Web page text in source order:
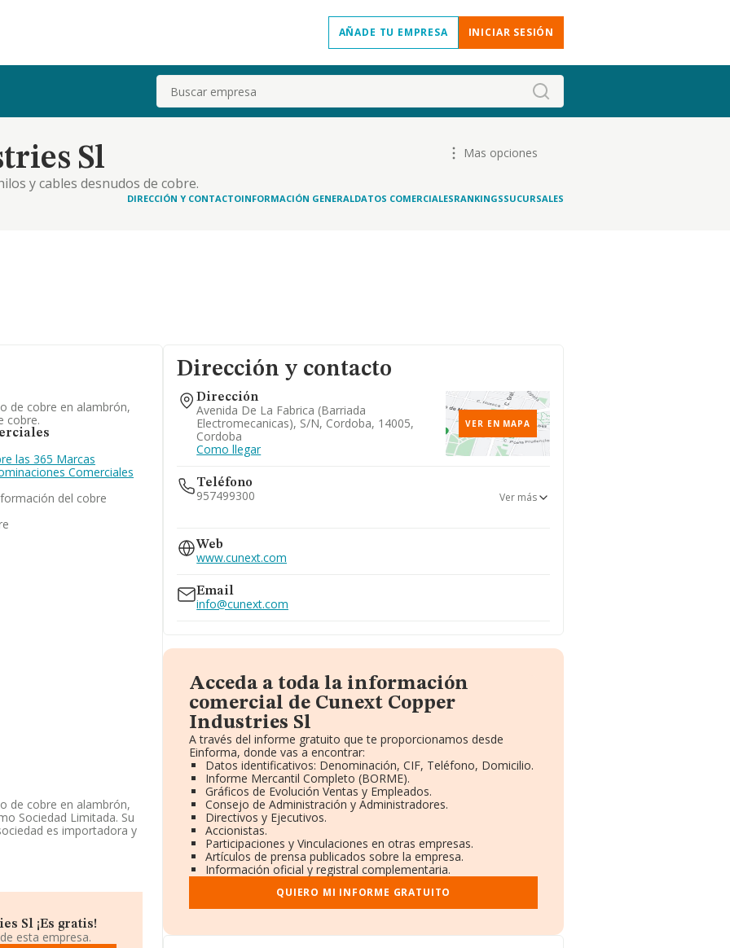
AÑADE TU EMPRESA INICIAR SESIÓN
Buscar
Sl
y cables desnudos de cobre.
Mas opciones
DIRECCIÓN Y CONTACTOINFORMACIÓN GENERALDATOS COMERCIALESRANKINGSSUCURSALES
de cobre en alambrón,
cobre.
las 365 Marcas
Comerciales
del cobre
de cobre en alambrón,
Sociedad Limitada. Su
es importadora y
(2023). En relación con
en las ventas y los
ha estado por
Sl ¡Es gratis!
esta empresa.
Dirección y contacto
Dirección
Avenida De La Fabrica (barriada
Electromecanicas), S/n, Cordoba, 14005,
Cordoba
Como llegar
VER EN MAPA
Teléfono
957499300
957499348
Ver más
Web
www.cunext.com
Email
info@cunext.com
Acceda a toda la información
comercial de Cunext Copper
Industries Sl
A través del informe gratuito que te proporcionamos desde
Einforma, donde vas a encontrar:
Datos identificativos: Denominación, CIF, Teléfono, Domicilio.
Informe Mercantil Completo (BORME).
Gráficos de Evolución Ventas y Empleados.
Consejo de Administración y Administradores.
Directivos y Ejecutivos.
Accionistas.
Participaciones y Vinculaciones en otras empresas.
Artículos de prensa publicados sobre la empresa.
Información oficial y registral complementaria.
QUIERO MI INFORME GRATUITO